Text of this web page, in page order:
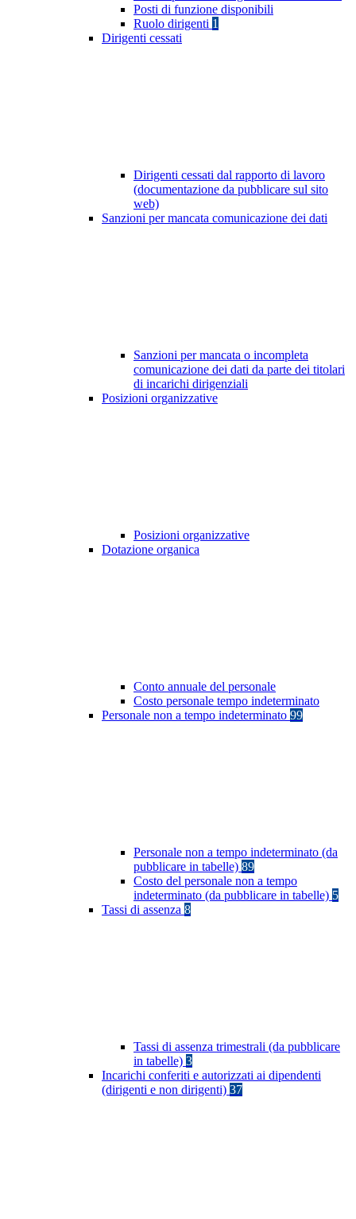
Posti di funzione disponibili
Ruolo dirigenti 1
Dirigenti cessati
Dirigenti cessati dal rapporto di lavoro
(documentazione da pubblicare sul sito
web)
Sanzioni per mancata comunicazione dei dati
Sanzioni per mancata o incompleta
comunicazione dei dati da parte dei titolari
di incarichi dirigenziali
Posizioni organizzative
Posizioni organizzative
Dotazione organica
Conto annuale del personale
Costo personale tempo indeterminato
Personale non a tempo indeterminato 99
Personale non a tempo indeterminato (da
pubblicare in tabelle) 89
Costo del personale non a tempo
indeterminato (da pubblicare in tabelle) 5
Tassi di assenza 8
Tassi di assenza trimestrali (da pubblicare
in tabelle) 3
Incarichi conferiti e autorizzati ai dipendenti
(dirigenti e non dirigenti) 37